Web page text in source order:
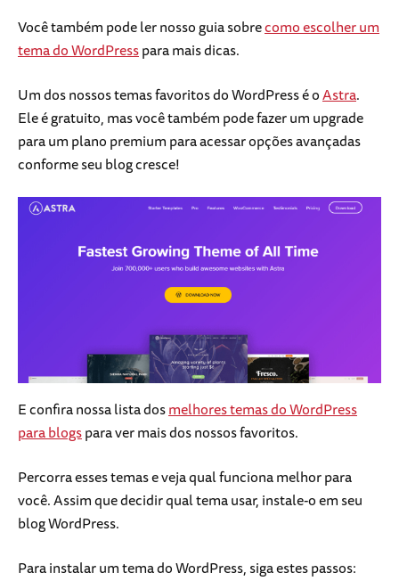
Você também pode ler nosso guia sobrecomo escolher um
tema do WordPresspara mais dicas.
Um dos nossos temas favoritos do WordPress é oAstra.
Ele é gratuito, mas você também pode fazer um upgrade
para um plano premium para acessar opções avançadas
conforme seu blog cresce!
E confira nossa lista dosmelhores temas do WordPress
para blogspara ver mais dos nossos favoritos.
Percorra esses temas e veja qual funciona melhor para
você. Assim que decidir qual tema usar, instale-o em seu
blog WordPress.
Para instalar um tema do WordPress, siga estes passos: